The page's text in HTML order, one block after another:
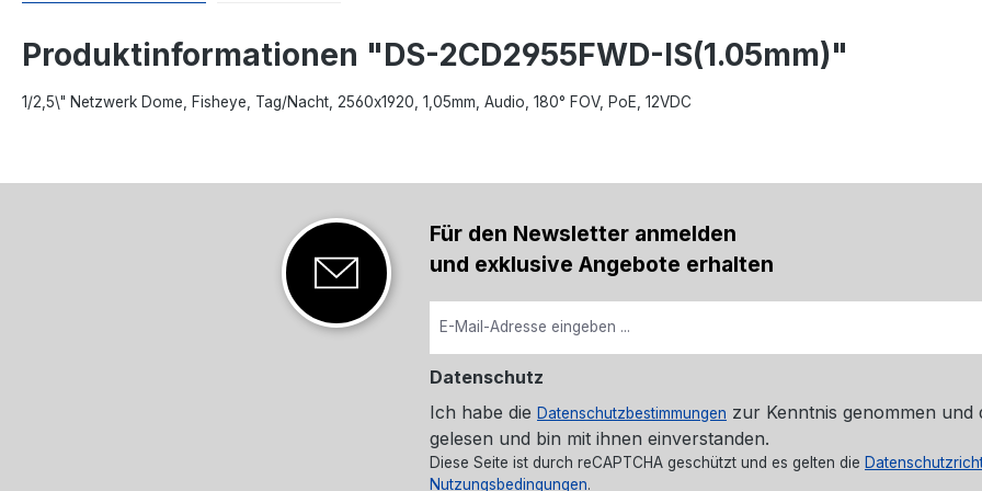
Produktinformationen "DS-2CD2955FWD-IS(1.05mm)"
1/2,5\" Netzwerk Dome, Fisheye, Tag/Nacht, 2560x1920, 1,05mm, Audio, 180° FOV, PoE, 12VDC
Für den Newsletter anmelden
und exklusive Angebote erhalten
Datenschutz
Ich habe die Datenschutzbestimmungen zur Kenntnis genommen und
gelesen und bin mit ihnen einverstanden.
Diese Seite ist durch reCAPTCHA geschützt und es gelten die
Nutzungsbedingungen.